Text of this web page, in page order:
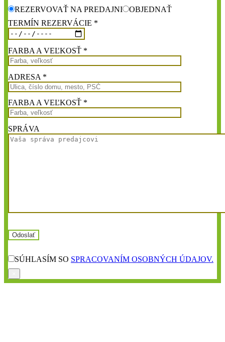
REZERVOVAŤ NA PREDAJNI
OBJEDNAŤ
TERMÍN REZERVÁCIE *
FARBA A VEĽKOSŤ *
ADRESA *
FARBA A VEĽKOSŤ *
SPRÁVA
SÚHLASÍM SO SPRACOVANÍM OSOBNÝCH ÚDAJOV.